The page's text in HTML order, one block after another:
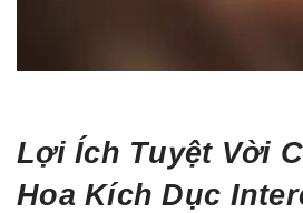
Lợi Ích Tuyệt Vời
Hoa Kích Dục